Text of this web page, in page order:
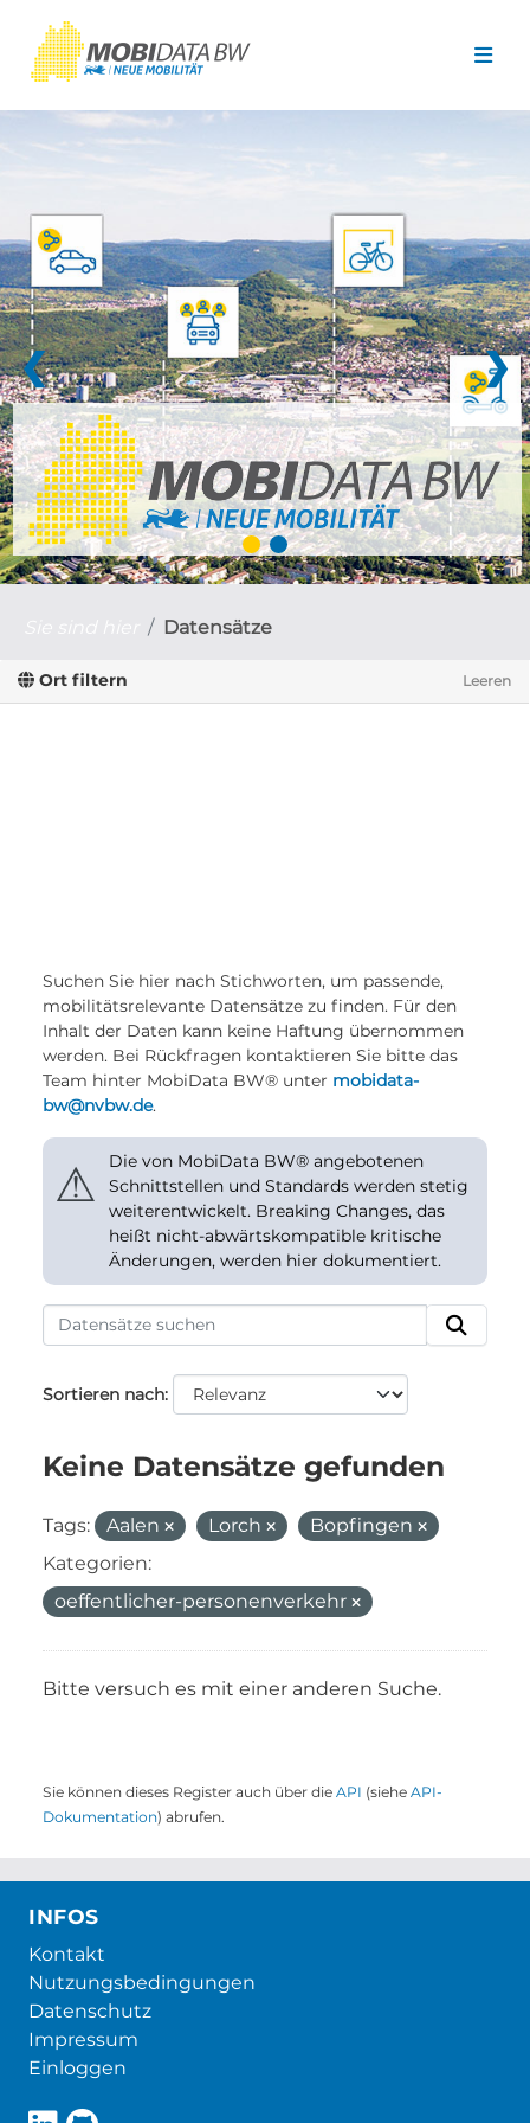
❮ ❯
Datensätze
Ort filtern Leeren
Suchen Sie hier nach Stichworten, um passende,
mobilitätsrelevante Datensätze zu finden. Für den
Inhalt der Daten kann keine Haftung übernommen
werden. Bei Rückfragen kontaktieren Sie bitte das
Team hinter MobiData BW® unter mobidata-
bw@nvbw.de.
⚠
Die von MobiData BW® angebotenen
Schnittstellen und Standards werden stetig
weiterentwickelt. Breaking Changes, das
heißt nicht-abwärtskompatible kritische
Änderungen, werden hier dokumentiert.
Sortieren nach
Keine Datensätze gefunden
Tags: Aalen Lorch
Bopfingen
Kategorien:
oeffentlicher-personenverkehr
Bitte versuch es mit einer anderen Suche.
Sie können dieses Register auch über die API (siehe API-
Dokumentation) abrufen.
INFOS
Kontakt
Nutzungsbedingungen
Datenschutz
Impressum
Einloggen